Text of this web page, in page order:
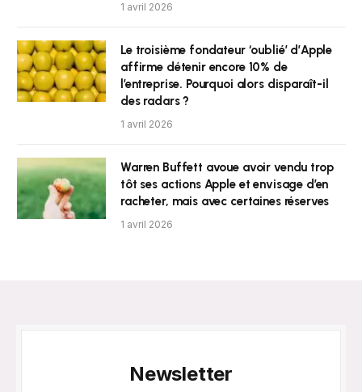
1 avril 2026
Le troisième fondateur ‘oublié’ d’Apple
affirme détenir encore 10% de
l’entreprise. Pourquoi alors disparaît-il
des radars ?
1 avril 2026
Warren Buffett avoue avoir vendu trop
tôt ses actions Apple et envisage d’en
racheter, mais avec certaines réserves
1 avril 2026
Newsletter